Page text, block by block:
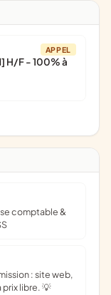
APPEL
H/F - 100% à
libre. 💡